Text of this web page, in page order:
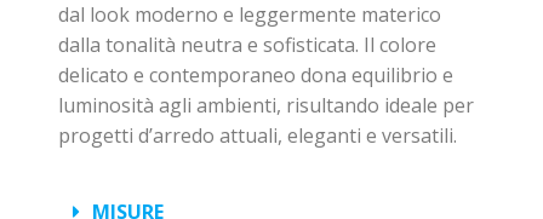
dal look moderno e leggermente materico
dalla tonalità neutra e sofisticata. Il colore
delicato e contemporaneo dona equilibrio e
luminosità agli ambienti, risultando ideale per
progetti d’arredo attuali, eleganti e versatili.
MISURE